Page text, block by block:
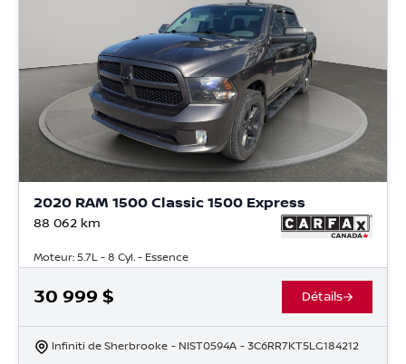
2020 RAM 1500 Classic 1500 Express
88 062 km
Moteur: 5.7L - 8 Cyl. - Essence
30 999 $ Détails
Infiniti de Sherbrooke - NIST0594A - 3C6RR7KT5LG184212